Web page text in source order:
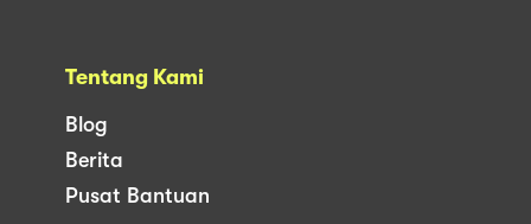
Tentang Kami
Blog
Berita
Pusat Bantuan